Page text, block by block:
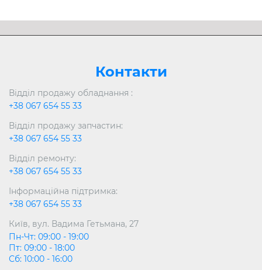
Контакти
Відділ продажу обладнання :
+38 067 654 55 33
Відділ продажу запчастин:
+38 067 654 55 33
Відділ ремонту:
+38 067 654 55 33
Інформаційна підтримка:
+38 067 654 55 33
Київ, вул. Вадима Гетьмана, 27
Пн-Чт: 09:00 - 19:00
Пт: 09:00 - 18:00
Сб: 10:00 - 16:00